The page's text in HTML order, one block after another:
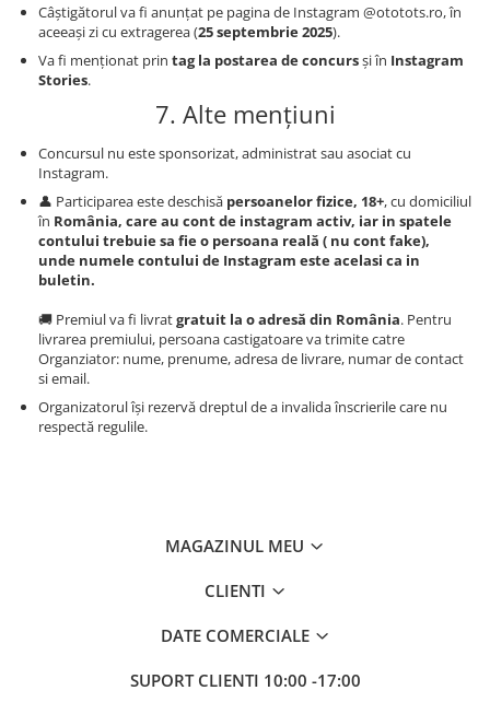
Câștigătorul va fi anunțat pe pagina de Instagram @ototots.ro, în
aceeași zi cu extragerea (25 septembrie 2025).
Va fi menționat prin tag la postarea de concursși în Instagram
Stories.
7. Alte mențiuni
Concursul nu este sponsorizat, administrat sau asociat cu
Instagram.
👤 Participarea este deschisă persoanelor fizice, 18+, cu domiciliul
în România, care au cont de instagram activ, iar in spatele
contului trebuie sa fie o persoana reală ( nu cont fake),
unde numele contului de Instagram este acelasi ca in
buletin.
🚚 Premiul va fi livratgratuit la o adresă din România. Pentru
livrarea premiului, persoana castigatoare va trimite catre
Organziator: nume, prenume, adresa de livrare, numar de contact
si email.
Organizatorul își rezervă dreptul de a invalida înscrierile care nu
respectă regulile.
MAGAZINUL MEU
CLIENTI
DATE COMERCIALE
SUPORT CLIENTI 10:00 -17:00